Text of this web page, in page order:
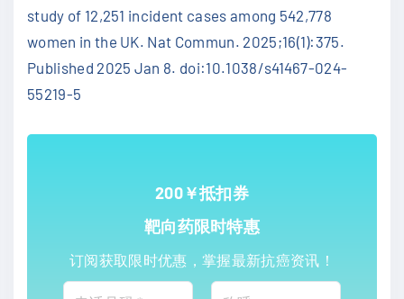
study of 12,251 incident cases among 542,778
women in the UK. Nat Commun. 2025;16(1):375.
Published 2025 Jan 8. doi:10.1038/s41467-024-
55219-5
200￥抵扣券
靶向药限时特惠
订阅获取限时优惠，掌握最新抗癌资讯！